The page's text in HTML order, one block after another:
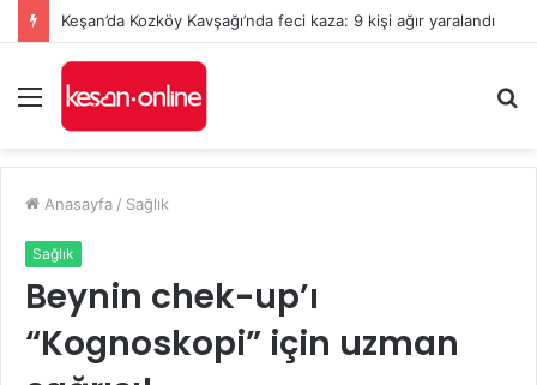
Keşan’da Kozköy Kavşağı’nda feci kaza: 9 kişi ağır yaralandı
Menü
...
Anasayfa / Sağlık
Sağlık
Beynin chek-up’ı
“Kognoskopi” için uzman